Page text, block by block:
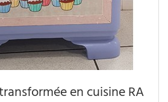
en cuisine RA